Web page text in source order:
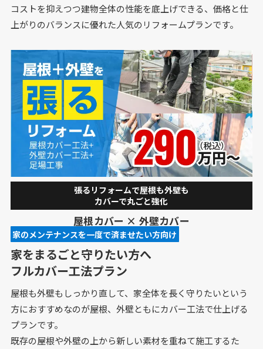
コストを抑えつつ建物全体の性能を底上げできる、価格と仕
上がりのバランスに優れた人気のリフォームプランです。
張るリフォームで屋根も外壁も
カバーで丸ごと強化
屋根カバー × 外壁カバー
家のメンテナンスを一度で済ませたい方⁩向け
家をまるごと守りたい方へ
フルカバー工法プラン
屋根も外壁もしっかり直して、家全体を長く守りたいという
方におすすめなのが屋根、外壁ともにカバー工法で仕上げる
プランです。
既存の屋根や外壁の上から新しい素材を重ねて施工するた